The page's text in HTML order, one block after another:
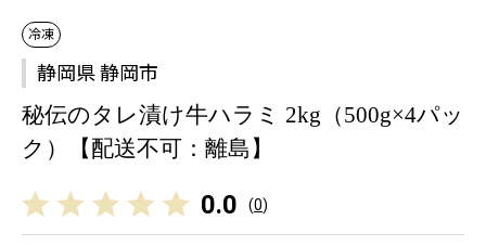
冷凍
静岡県 静岡市
秘伝のタレ漬け牛ハラミ 2kg（500g×4パッ
ク）【配送不可：離島】
0.0 (0)